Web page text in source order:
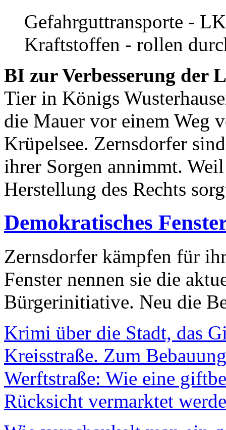
Gefahrguttransporte -
Kraftstoffen - rollen
BI zur Verbesserung der
Tier in Königs
die Mauer vor einem Weg
Krüpelsee. Zernsdorfer
ihrer Sorgen annimmt.
Herstellung des Rechts
Demokratisches
Zernsdorfer kämpfen für
Fenster nennen sie die
Bürgerinitiative. Neu die
Krimi über die Stadt, das
Kreisstraße. Zum
Werftstraße: Wie eine
Rücksicht vermarktet